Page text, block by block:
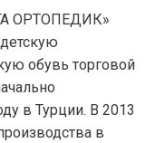
ОРТОПЕДИК»
обувь торговой
в Турции. В 2013
в